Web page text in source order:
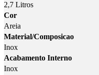
2,7 Litros
Cor
Areia
Material/Composicao
Inox
Acabamento Interno
Inox